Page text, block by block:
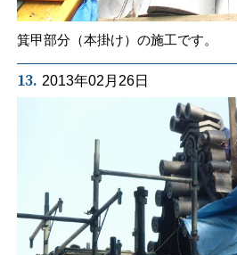
箕甲部分（本掛け）の施工です。
13. 2013年02月26日